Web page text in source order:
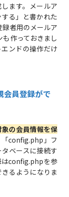
ます。メールア
る」と書かれた
者用のメールア
作っておきまし
ンドの操作だけ
会員登録がで
の会員情報を保
「config.php」フ
ベースに接続す
はconfig.phpを参
るようになりま